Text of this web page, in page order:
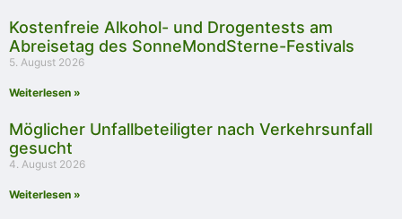
Kostenfreie Alkohol- und Drogentests am
Abreisetag des SonneMondSterne-Festivals
5. August 2026
Weiterlesen »
Möglicher Unfallbeteiligter nach Verkehrsunfall
gesucht
4. August 2026
Weiterlesen »